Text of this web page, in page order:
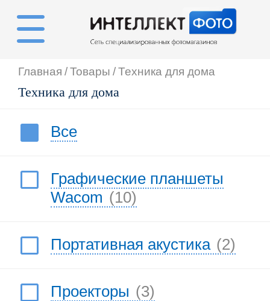
Главная /Товары /Техника для дома
Техника для дома
Все
Графические планшеты
Wacom (10)
Портативная акустика (2)
Проекторы (3)